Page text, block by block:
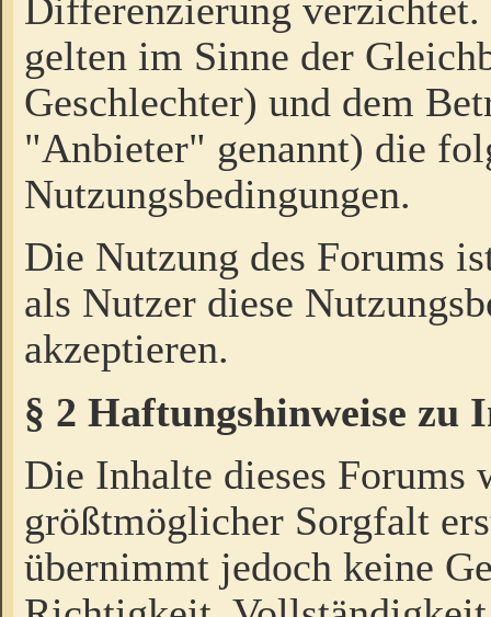
Differenzierung
gelten im Sinne der
Geschlechter) und dem
"Anbieter" genannt) die
Nutzungsbedingungen.
Die Nutzung des Forums
als Nutzer diese
akzeptieren.
§ 2 Haftungshinweise zu
Die Inhalte dieses Forums
größtmöglicher Sorgfalt
übernimmt jedoch keine